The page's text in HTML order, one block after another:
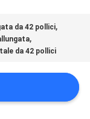
da 42 pollici,
,
da 42 pollici